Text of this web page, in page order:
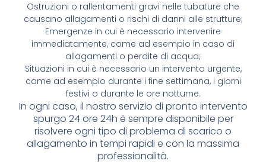
Ostruzioni o rallentamenti gravi nelle tubature che
causano allagamenti o rischi di danni alle strutture;
Emergenze in cui è necessario intervenire
immediatamente, come ad esempio in caso di
allagamenti o perdite di acqua;
Situazioni in cui è necessario un intervento urgente,
come ad esempio durante i fine settimana, i giorni
festivi o durante le ore notturne.
In ogni caso, il nostro servizio di pronto intervento
spurgo 24 ore 24h è sempre disponibile per
risolvere ogni tipo di problema di scarico o
allagamento in tempi rapidi e con la massima
professionalità.